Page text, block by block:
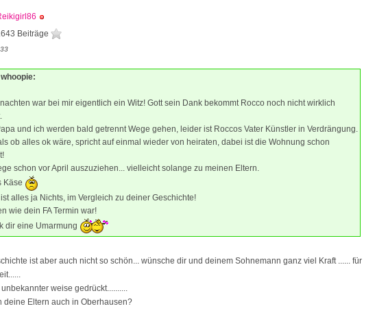
Beiträge
war bei mir eigentlich ein Witz! Gott sein Dank bekommt Rocco noch nicht wirklich
und ich werden bald getrennt Wege gehen, leider ist Roccos Vater Künstler in Verdrängung.
ob alles ok wäre, spricht auf einmal wieder von heiraten, dabei ist die Wohnung schon
schon vor April auszuziehen... vielleicht solange zu meinen Eltern.
Käse
alles ja Nichts, im Vergleich zu deiner Geschichte!
wie dein FA Termin war!
dir eine Umarmung
ist aber auch nicht so schön... wünsche dir und deinem Sohnemann ganz viel Kraft ...... für
weise gedrückt..........
deine Eltern auch in Oberhausen?